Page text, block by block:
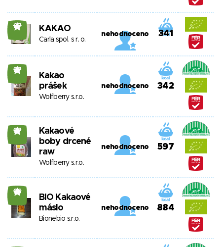
27 KAKAO
Carla spol. s r. o.
nehodnoceno 341
27
Kakao
prášek
Wolfberry s.r.o.
nehodnoceno 342
27
Kakaové
boby drcené
raw
Wolfberry s.r.o.
nehodnoceno 597
26
BIO Kakaové
máslo
Bionebio s.r.o.
nehodnoceno 884